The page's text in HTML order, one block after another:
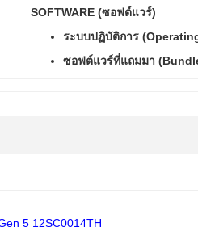
SOFTWARE (ซอฟต์แวร์)
ระบบปฏิบัติการ
ซอฟต์แวร์ที่แถมมา
5 12SC0014TH